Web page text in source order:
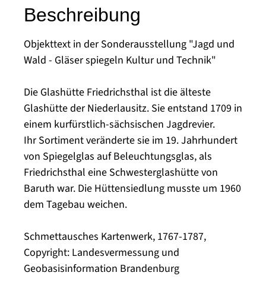
Beschreibung
Objekttext in der Sonderausstellung "Jagd und
Wald - Gläser spiegeln Kultur und Technik"
Die Glashütte Friedrichsthal ist die älteste
Glashütte der Niederlausitz. Sie entstand 1709 in
einem kurfürstlich-sächsischen Jagdrevier.
Ihr Sortiment veränderte sie im 19. Jahrhundert
von Spiegelglas auf Beleuchtungsglas, als
Friedrichsthal eine Schwesterglashütte von
Baruth war. Die Hüttensiedlung musste um 1960
dem Tagebau weichen.
Schmettausches Kartenwerk, 1767-1787,
Copyright: Landesvermessung und
Geobasisinformation Brandenburg